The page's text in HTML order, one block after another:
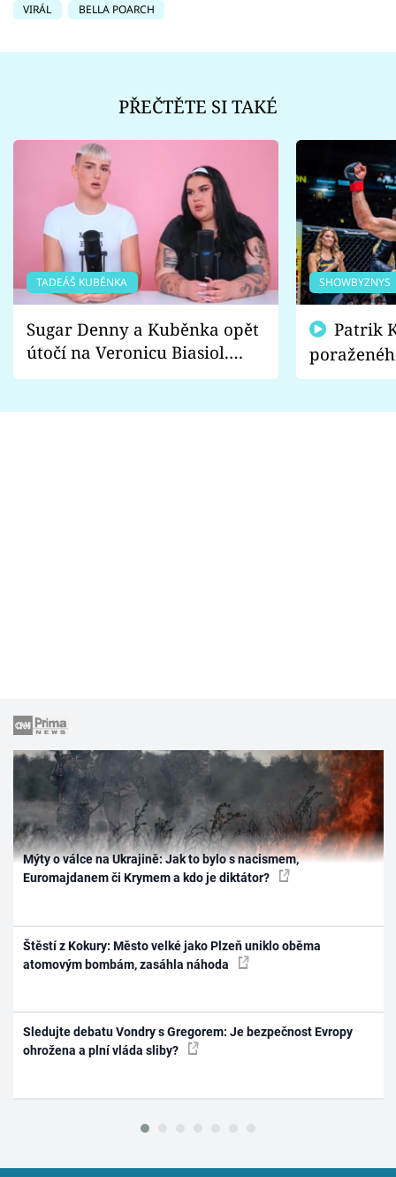
VIRÁL BELLA POARCH
PŘEČTĚTE SI TAKÉ
TADEÁŠ KUBĚNKA
Sugar Denny a Kuběnka opět
útočí na Veronicu Biasiol.
Proč je podle nich falešná a
SHOWBYZNYS
fanoušci
Mýty o válce na Ukrajině: Jak to bylo s nacismem,
Euromajdanem či Krymem a kdo je diktátor?
Štěstí z Kokury: Město velké jako Plzeň uniklo oběma
atomovým bombám, zasáhla náhoda
Sledujte debatu Vondry s Gregorem: Je bezpečnost Evropy
ohrožena a plní vláda sliby?